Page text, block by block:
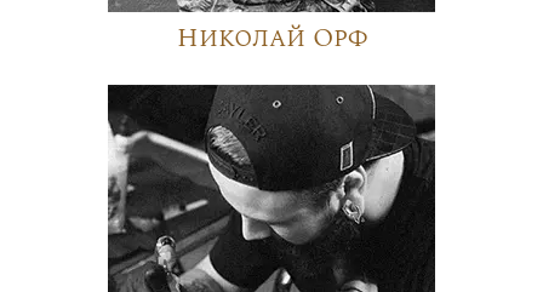
Николай Орф